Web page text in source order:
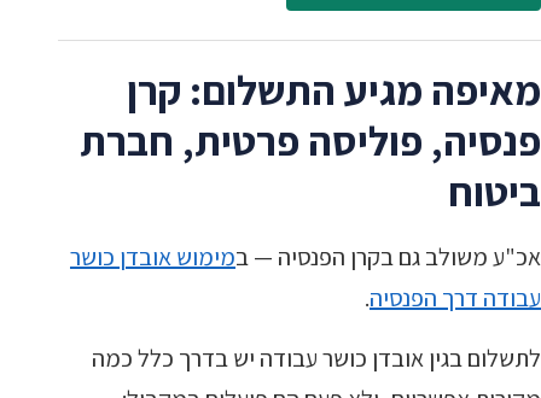
מאיפה מגיע התשלום: קרן
פנסיה, פוליסה פרטית, חברת
ביטוח
אכ"ע משולב גם בקרן הפנסיה — במימוש אובדן כושר
עבודה דרך הפנסיה.
לתשלום בגין אובדן כושר עבודה יש בדרך כלל כמה